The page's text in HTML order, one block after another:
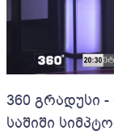
360 გრადუსი
საშიში